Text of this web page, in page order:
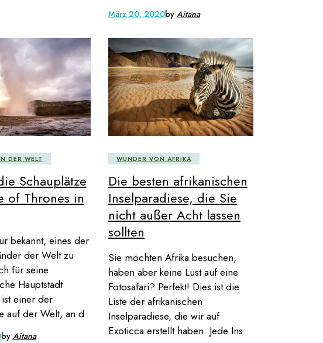
März 20, 2020by Aitana
DER WELT
Schauplätze
of Thrones in
bekannt, eines der
der Welt zu
für seine
Hauptstadt
ist einer der
auf der Welt, an d
by Aitana
WUNDER VON AFRIKA
Die besten afrikanischen
Inselparadiese, die Sie
nicht außer Acht lassen
sollten
Sie möchten Afrika besuchen,
haben aber keine Lust auf eine
Fotosafari? Perfekt! Dies ist die
Liste der afrikanischen
Inselparadiese, die wir auf
Exoticca erstellt haben. Jede Ins